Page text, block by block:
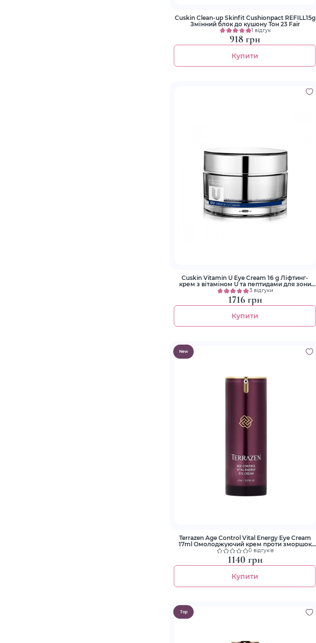
Cuskin Clean-up Skinfit Cushionpact REFILL15g
Змінний блок до кушону Тон 23 Fair
1 відгук
918 грн
Купити
Cuskin Vitamin U Eye Cream 16 g Ліфтинг-
крем з вітаміном U та пептидами для зони
навколо очей
3 відгуки
1716 грн
Купити
New
Terrazen Age Control Vital Energy Eye Cream
17ml Омолоджуючий крем проти зморшок
навколо очей
0 відгуків
1140 грн
Купити
Top